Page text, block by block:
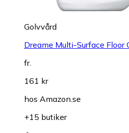
Golvvård
Dreame Multi-Surface Floor
fr.
161 kr
hos Amazon.se
+15 butiker